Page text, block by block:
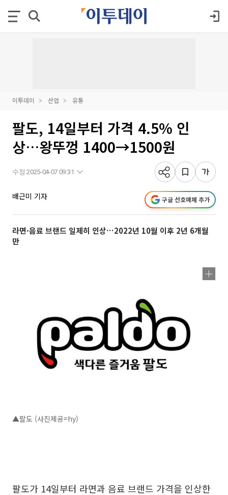
이투데이 산업 유통
팔도, 14일부터 가격 4.5% 인
상…왕뚜껑 1400→1500원
수정 2025-04-07 09:31
배근미 기자 구글 선호매체 추가
라면·음료 브랜드 일제히 인상…2022년 10월 이후 2년 6개월
만
▲팔도 (사진제공=hy)
팔도가 14일부터 라면과 음료 브랜드 가격을 인상한